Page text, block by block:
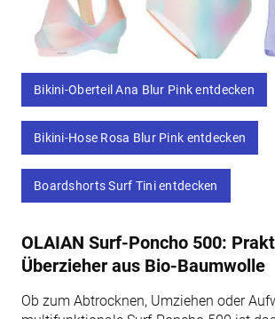
Bikini-Oberteil Ana Blur Pink entdecken
Bikini-Hose Rosa Blur Pink entdecken
Boardshorts Surf Tini entdecken
OLAIAN Surf-Poncho 500:
Überzieher aus Bio-Baumwolle
Ob zum Abtrocknen, Umziehen oder